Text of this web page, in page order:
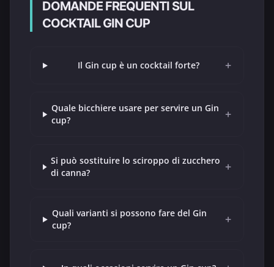
DOMANDE FREQUENTI SUL
COCKTAIL GIN CUP
Il Gin cup è un cocktail forte? +
Quale bicchiere usare per servire un Gin
cup?
+
Si può sostituire lo sciroppo di zucchero
di canna?
+
Quali varianti si possono fare del Gin
cup?
+